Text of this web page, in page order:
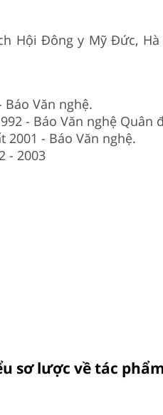
Hội Đông y Mỹ Đức,
Báo Văn nghệ.
- Báo Văn nghệ Quân
- Báo Văn nghệ.
- 2003
sơ lược về tác phẩm